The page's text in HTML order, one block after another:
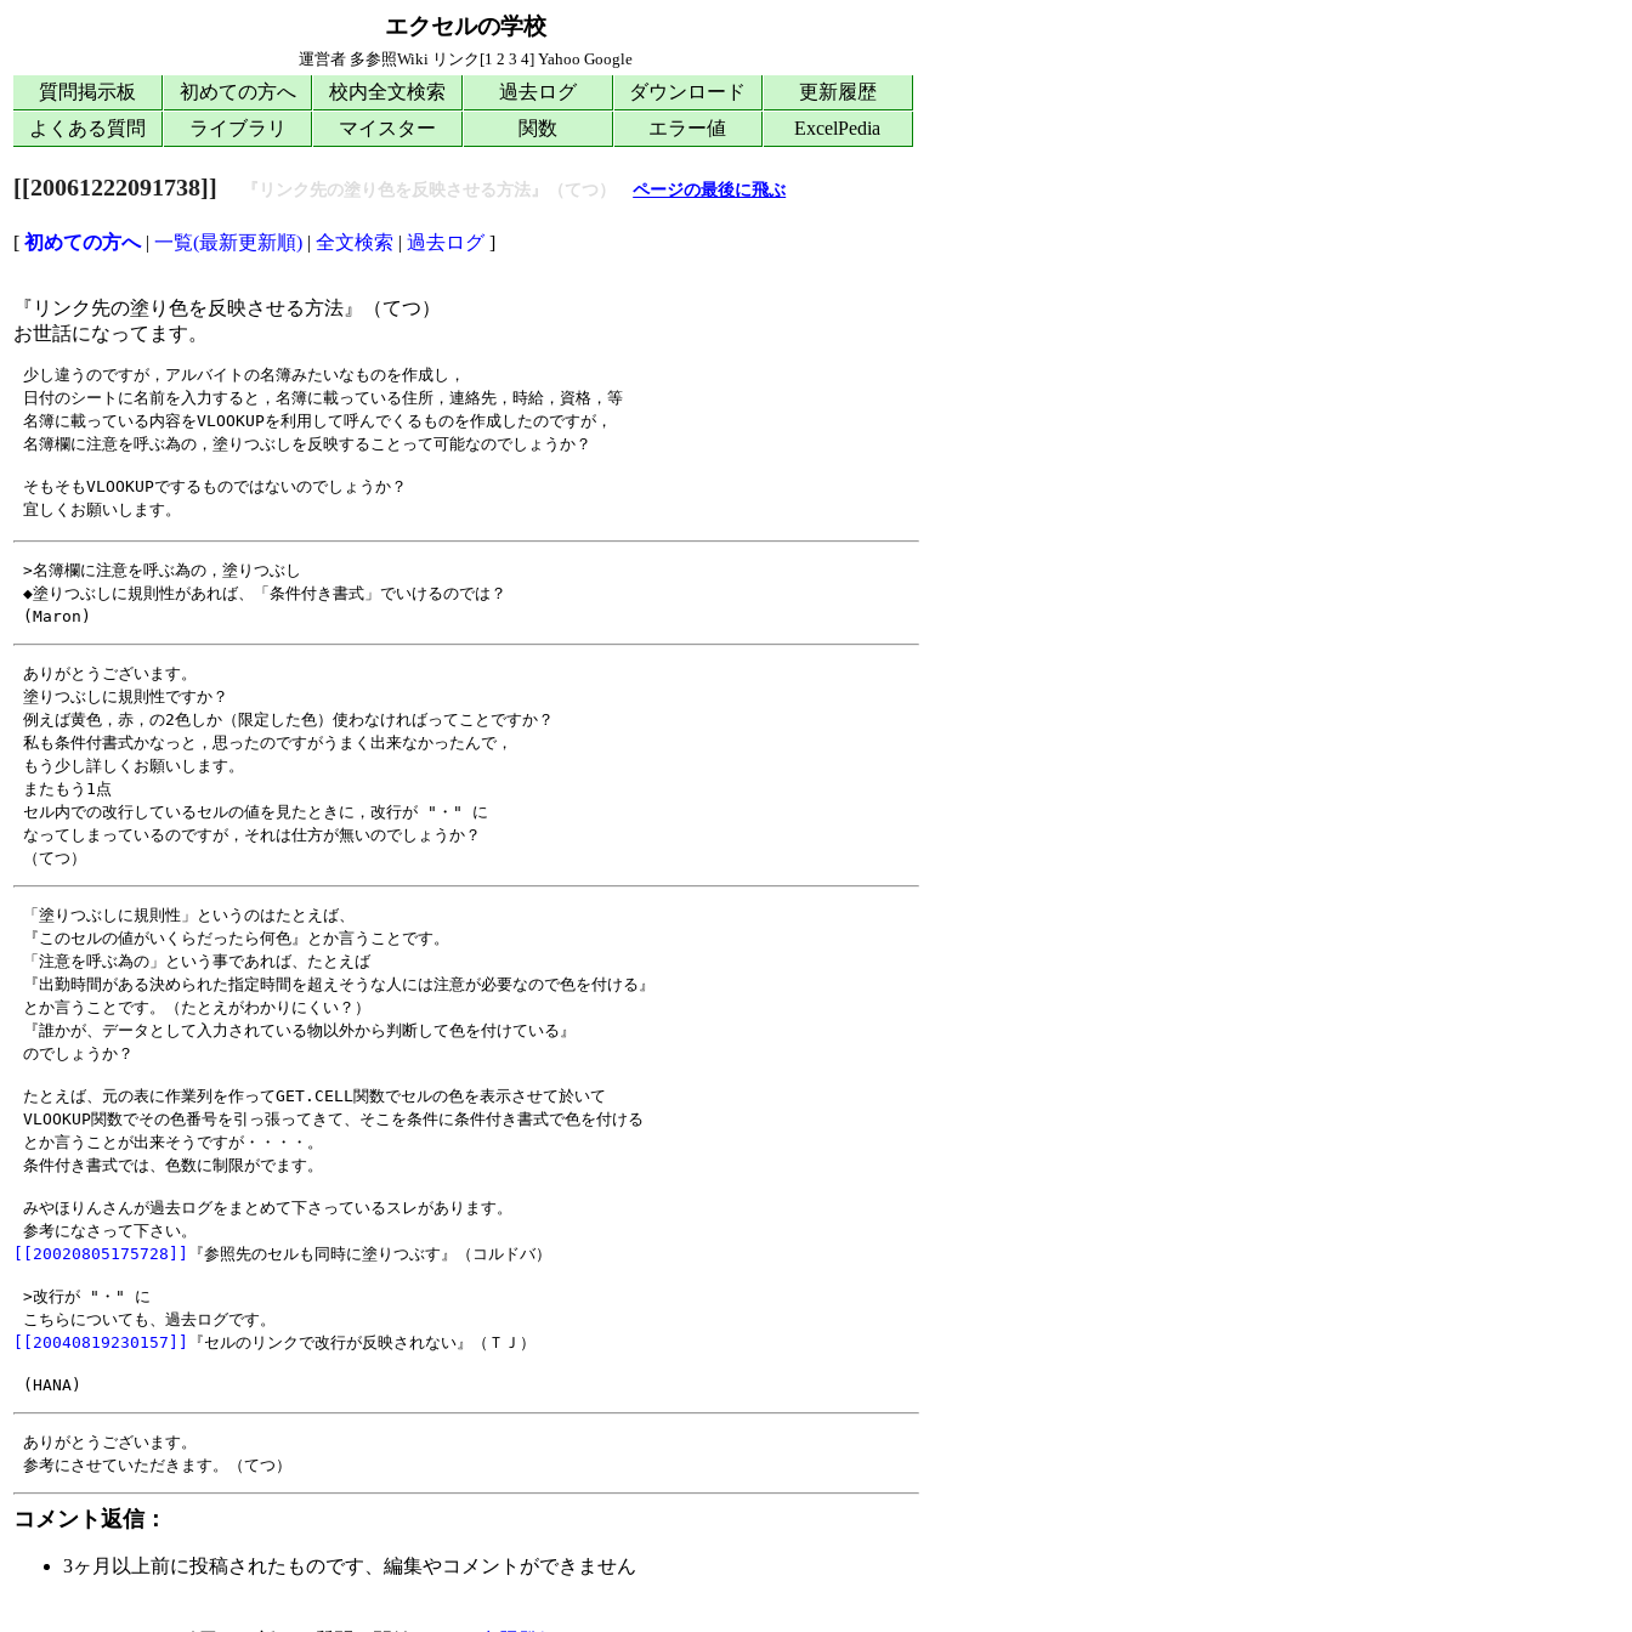
エクセルの学校
運営者 多参照Wiki リンク[1 2 3 4]Yahoo Google
質問掲示板 初めての方へ 校内全文検索 過去ログ ダウンロード
更新履歴
よくある質問
ライブラリ マイスター 関数 エラー値 ExcelPedia
[[20061222091738]] 『リンク先の塗り色を反映させる方法』（てつ）ページの最後に飛ぶ
[初めての方へ|一覧(最新更新順) |全文検索 |過去ログ ]
『リンク先の塗り色を反映させる方法』（てつ）
お世話になってます。
少し違うのですが，アルバイトの名簿みたいなものを作成し，
日付のシートに名前を入力すると，名簿に載っている住所，連絡先，時給，資格，等
名簿に載っている内容をVLOOKUPを利用して呼んでくるものを作成したのですが，
そもそもVLOOKUPでするものではないのでしょうか？
>名簿欄に注意を呼ぶ為の，塗りつぶし
◆塗りつぶしに規則性があれば、「条件付き書式」でいけるのでは？
ありがとうございます。
塗りつぶしに規則性ですか？
例えば黄色，赤，の2色しか（限定した色）使わなければってことですか？
私も条件付書式かなっと，思ったのですがうまく出来なかったんで，
もう少し詳しくお願いします。
またもう1点
セル内での改行しているセルの値を見たときに，改行が "・" に
なってしまっているのですが，それは仕方が無いのでしょうか？
「塗りつぶしに規則性」というのはたとえば、
『このセルの値がいくらだったら何色』とか言うことです。
「注意を呼ぶ為の」という事であれば、たとえば
『出勤時間がある決められた指定時間を超えそうな人には注意が必要なので色を付ける』
とか言うことです。（たとえがわかりにくい？）
『誰かが、データとして入力されている物以外から判断して色を付けている』
たとえば、元の表に作業列を作ってGET.CELL関数でセルの色を表示させて於いて
VLOOKUP関数でその色番号を引っ張ってきて、そこを条件に条件付き書式で色を付ける
とか言うことが出来そうですが・・・・。
みやほりんさんが過去ログをまとめて下さっているスレがあります。
[[20020805175728]]
>改行が "・" に
[[20040819230157]]
ありがとうございます。
コメント返信：
3ヶ月以上前に投稿されたものです、編集やコメントができません